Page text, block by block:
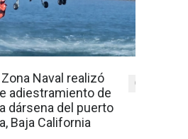
Naval realizó
adiestramiento de
dársena del puerto
Baja California
0